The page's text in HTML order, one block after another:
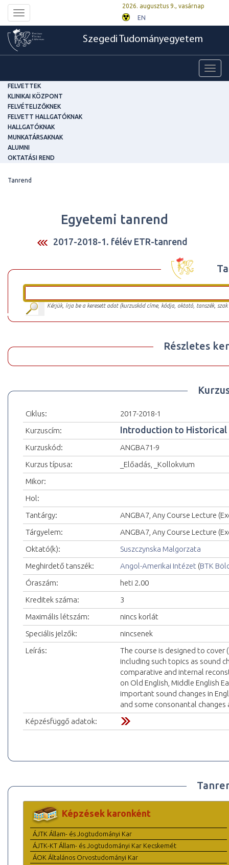
Toggle
navigation
2026. augusztus 9., vasárnap
EN
Szegedi Tudományegyetem
FELVETTEK
KLINIKAI KÖZPONT
FELVÉTELIZŐKNEK
FELVETT HALLGATÓKNAK
HALLGATÓKNAK
MUNKATÁRSAKNAK
ALUMNI
OKTATÁSI REND
Tanrend
Egyetemi tanrend
2017-2018-1. félév ETR-tanrend
Kérjük, írja be a keresett adat (kurzuskód címe, kódja, oktató, tanszék,
Részletes
Ciklus:
2017-2018-1
Kurzuscím:
Introduction to
Kurzuskód:
ANGBA71-9
Kurzus típusa:
_Előadás, _Kollokvium
Mikor:
Hol:
Tantárgy:
ANGBA7, Any Course Lecture
Tárgyelem:
ANGBA7, Any Course Lecture
Oktató(k):
Suszczynska Malgorzata
Meghirdető tanszék:
Angol-Amerikai Intézet (BTK
Óraszám:
heti 2.00
Kreditek száma:
3
Maximális létszám:
nincs korlát
Speciális jelzők:
nincsenek
Leírás:
The course is designed to
including such topics as sound
comparative and internal
on Old English, Middle English
important sound changes in
and some consonantal
Képzésfüggő adatok:
Képzések karonként
ÁJTK Állam- és Jogtudományi Kar
ÁJTK-KT Állam- és Jogtudományi Kar Kecskemét
ÁOK Általános Orvostudományi Kar